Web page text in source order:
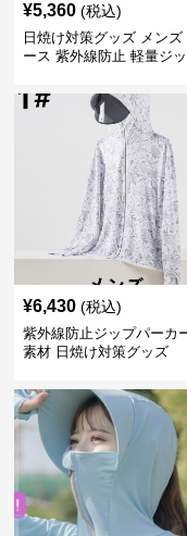
¥5,360 (税込)
日焼け対策グッズ メンズ
ース 紫外線防止 軽量ジ
¥6,430 (税込)
紫外線防止ジップパーカ
素材 日焼け対策グッズ